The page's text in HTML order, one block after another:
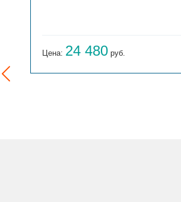
Цена: 24 480 руб.